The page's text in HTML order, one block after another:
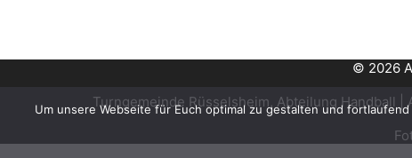
© 2026
Turngemeinde Rüsselsheim, Abteilung Handball
Um unsere Webseite für Euch optimal zu gestalten und